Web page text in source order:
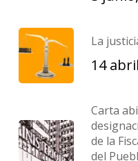
La
14
Carta
de la
del